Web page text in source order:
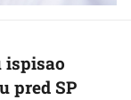
ispisao
pred SP